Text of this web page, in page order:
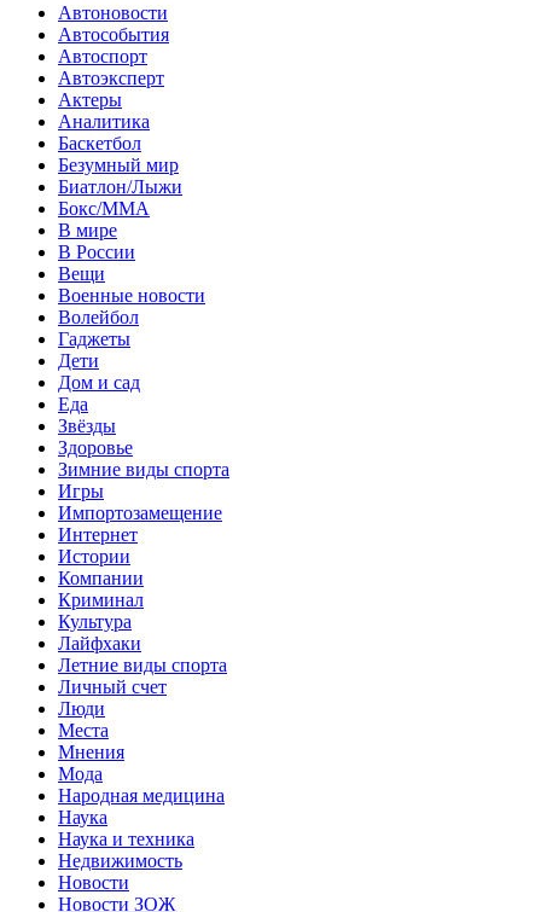
Автоновости
Автособытия
Автоспорт
Автоэксперт
Актеры
Аналитика
Баскетбол
Безумный мир
Биатлон/Лыжи
Бокс/MMA
В мире
В России
Вещи
Военные новости
Волейбол
Гаджеты
Дети
Дом и сад
Еда
Звёзды
Здоровье
Зимние виды спорта
Игры
Импортозамещение
Интернет
Истории
Компании
Криминал
Культура
Лайфхаки
Летние виды спорта
Личный счет
Люди
Места
Мнения
Мода
Народная медицина
Наука
Наука и техника
Недвижимость
Новости
Новости ЗОЖ